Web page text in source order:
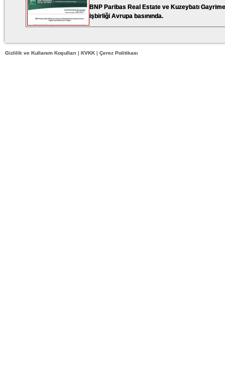
BNP Paribas Real Estate ve Kuzeybatı
işbirliği Avrupa basınında.
Gizlilik ve Kullanım Koşulları KVKK Çerez Politikası